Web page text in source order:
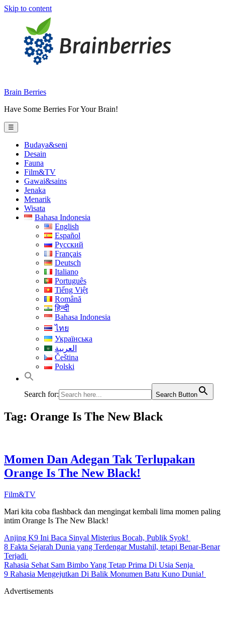
Skip to content
Brain Berries
Have Some Berries For Your Brain!
☰
Budaya&seni
Desain
Fauna
Film&TV
Gawai&sains
Jenaka
Menarik
Wisata
Bahasa Indonesia
English
Español
Русский
Français
Deutsch
Italiano
Português
Tiếng Việt
Română
हिन्दी
Bahasa Indonesia
ไทย
Українська
العربية
Čeština
Polski
Search for: Search Button
Tag: Orange Is The New Black
Momen Dan Adegan Tak Terlupakan
Orange Is The New Black!
Film&TV
Mari kita coba flashback dan mengingat kembali lima momen paling
intim Orange Is The New Black!
Anjing K9 Ini Baca Sinyal Misterius Bocah, Publik Syok!
8 Fakta Sejarah Dunia yang Terdengar Mustahil, tetapi Benar-Benar
Terjadi
Rahasia Sehat Sam Bimbo Yang Tetap Prima Di Usia Senja
9 Rahasia Mengejutkan Di Balik Monumen Batu Kuno Dunia!
Advertisements